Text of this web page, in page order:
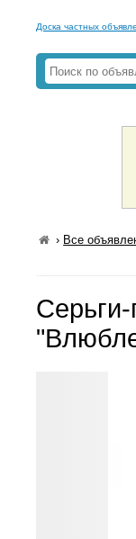
Доска частных
› Все